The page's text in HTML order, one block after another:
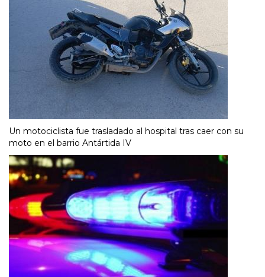
Un motociclista fue trasladado al hospital tras caer con su
moto en el barrio Antártida IV